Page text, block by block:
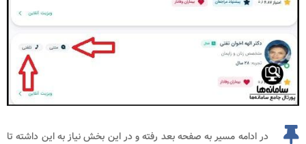
در ادامه مسیر به صفحه بعد رفته و در این بخش نیاز به این داشته تا